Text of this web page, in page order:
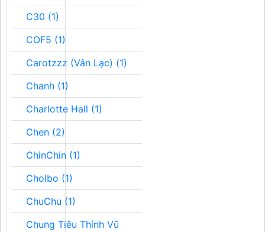
C30 (1)
COF5 (1)
Carotzzz (Vân Lạc) (1)
Chanh (1)
Charlotte Hall (1)
Chen (2)
ChinChin (1)
Cholbo (1)
ChuChu (1)
Chung Tiêu Thính Vũ